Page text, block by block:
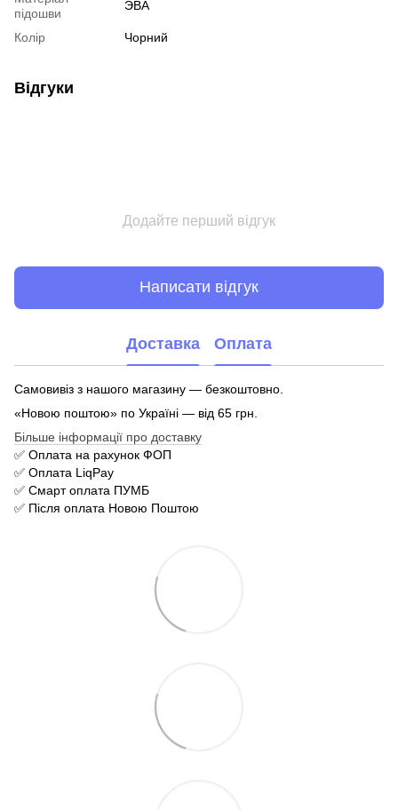
підошви
ЭВА
Колір Чорний
Відгуки
Додайте перший відгук
Написати відгук
Доставка Оплата
Самовивіз з нашого магазину — безкоштовно.
«Новою поштою» по Україні — від 65 грн.
Більше інформації про доставку
✅ Оплата на рахунок ФОП
✅ Оплата LiqPay
✅ Смарт оплата ПУМБ
✅ Після оплата Новою Поштою